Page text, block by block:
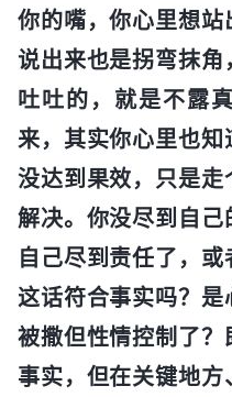
你的嘴，你心里想
说出来也是拐弯抹
吐吐的，就是不露
来，其实你心里也知
没达到果效，只是走
解决。你没尽到自
自己尽到责任了，或
这话符合事实吗？
被撒但性情控制了
事实，但在关键地方